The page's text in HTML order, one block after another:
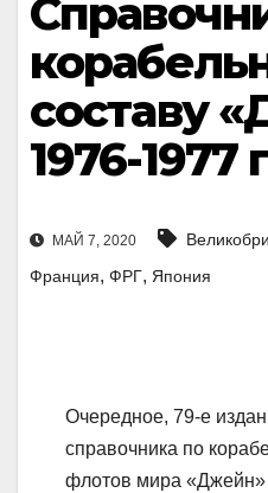
составу
1976-1977
МАЙ 7, 2020
Франция, ФРГ, Япония
Очередное, 79-е
справочника по
флотов мира